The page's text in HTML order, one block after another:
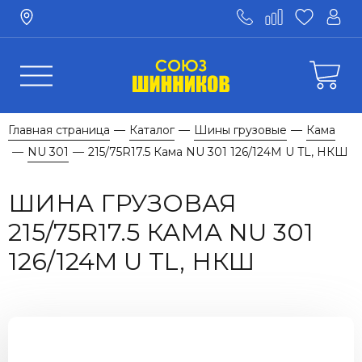
Главная страница — Каталог — Шины грузовые — Кама
— NU 301 — 215/75R17.5 Кама NU 301 126/124M U TL, НКШ
ШИНА ГРУЗОВАЯ
215/75R17.5 КАМА NU 301
126/124M U TL, НКШ